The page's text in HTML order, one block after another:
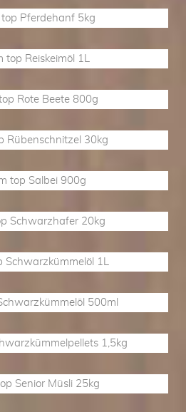
Pferdehanf 5kg
top Reiskeimöl 1L
Rote Beete 800g
Rübenschnitzel 30kg
top Salbei 900g
Schwarzhafer 20kg
1L
500ml
1,5kg
Senior Müsli 25kg